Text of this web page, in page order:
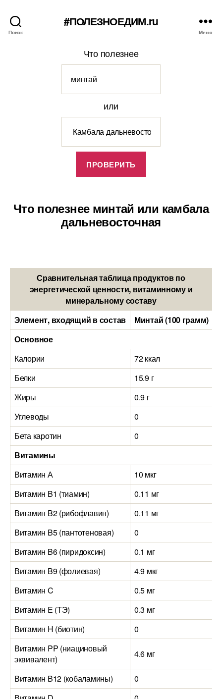
Поиск
#ПОЛЕЗНОЕДИМ.ru
Меню
Что полезнее
или
Что полезнее минтай или камбала
дальневосточная
Сравнительная таблица продуктов по
энергетической ценности, витаминному и
минеральному составу
Элемент, входящий в состав
Минтай (100 грамм)
Основное
Калории
72 ккал
Белки
15.9 г
Жиры
0.9 г
Углеводы
0
Бета каротин
0
Витамины
Витамин А
10 мкг
Витамин B1 (тиамин)
0.11 мг
Витамин B2 (рибофлавин)
0.11 мг
Витамин B5 (пантотеновая)
0
Витамин B6 (пиридоксин)
0.1 мг
Витамин B9 (фолиевая)
4.9 мкг
Витамин C
0.5 мг
Витамин E (ТЭ)
0.3 мг
Витамин H (биотин)
0
Витамин PP (ниациновый
эквивалент)
4.6 мг
Витамин B12 (кобаламины) 0